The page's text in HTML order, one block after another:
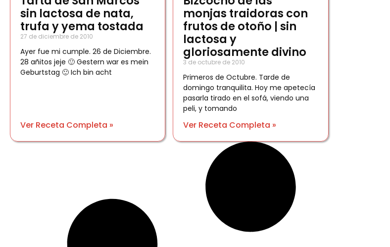
sin lactosa de nata,
trufa y yema tostada
27 de diciembre de 2010
Ayer fue mi cumple. 26 de Diciembre.
28 añitos jeje 🙂 Gestern war es mein
Geburtstag 🙂 Ich bin acht
Ver Receta Completa »
monjas traidoras con
frutos de otoño | sin
lactosa y
gloriosamente divino
3 de octubre de 2010
Primeros de Octubre. Tarde de
domingo tranquilita. Hoy me apetecía
pasarla tirado en el sofá, viendo una
peli, y tomando
Ver Receta Completa »